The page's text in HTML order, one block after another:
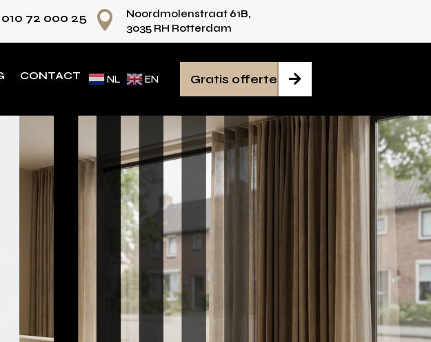
Persoonlijk advies voor iedere ruimte
010 72 000 25 
Noordmolenstraat 61B,
3035 RH Rotterdam
CONTACT NL EN 
Gratis offerte